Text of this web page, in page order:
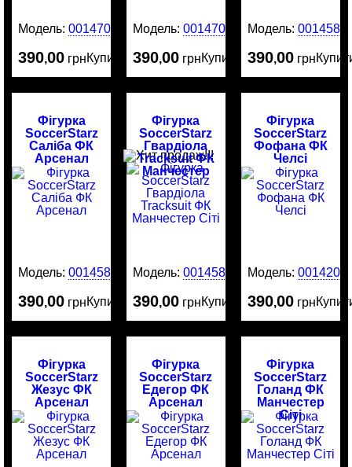
Модель:0014707
390,00 грнКупити
Модель:0014706
390,00 грнКупити
Модель: 0014587
390,00 грн
Фігурка
SoccerStarz
Саліба ФК
Арсенал
Модель:0014586
390,00 грнКупити
Фігурка
SoccerStarz
Гвардіола
Tracksuit ФК
Манчестер
Сіті
Модель:0014585
390,00 грнКупити
Фігурка
SoccerStarz
Фофана ФК
Челсі
Модель: 0014204
390,00 грн
Фігурка
SoccerStarz
Жезус ФК
Арсенал
Фігурка
SoccerStarz
Едегор ФК
Арсенал
Фігурка
SoccerStarz
Голанд ФК
Манчестер
Сіті